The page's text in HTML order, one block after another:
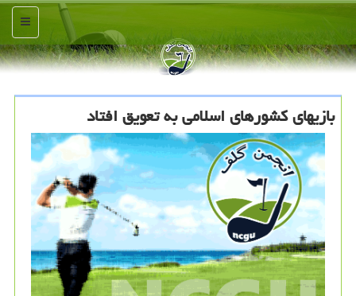
منو
بازیهای كشورهای اسلامی به تعویق افتاد